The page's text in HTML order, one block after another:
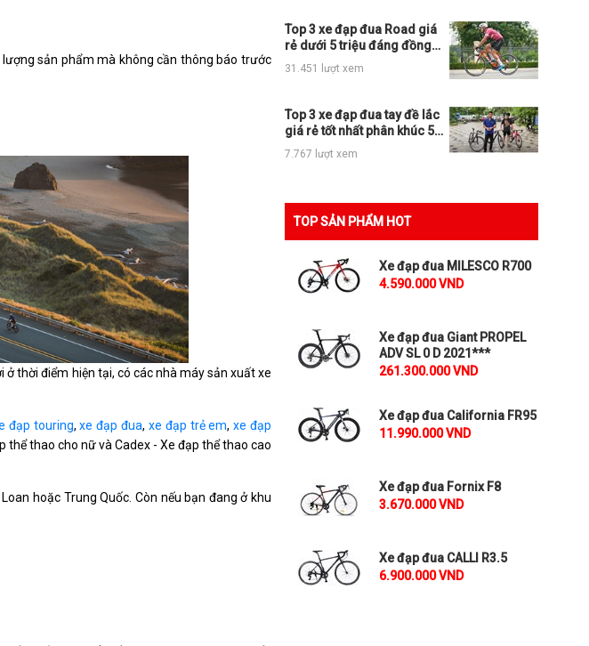
sản phẩm mà không cần thông báo trước
thời điểm hiện tại, có các nhà máy sản xuất xe
đạp touring,xe đạp đua, xe đạp trẻ em,xe đạp
thể thao cho nữ và Cadex - Xe đạp thể thao cao
hoặc Trung Quốc. Còn nếu bạn đang ở khu
Top 3 xe đạp đua Road giá
rẻ dưới 5 triệu đáng đồng
tiền bát gạo
31.451 lượt xem
Top 3 xe đạp đua tay đề lắc
giá rẻ tốt nhất phân khúc 5tr,
10tr và 15tr
7.767 lượt xem
TOP SẢN PHẨM HOT
Xe đạp đua MILESCO R700
4.590.000 VND
Xe đạp đua Giant PROPEL
ADV SL 0 D 2021***
261.300.000 VND
Xe đạp đua California FR95
11.990.000 VND
Xe đạp đua Fornix F8
3.670.000 VND
Xe đạp đua CALLI R3.5
6.900.000 VND